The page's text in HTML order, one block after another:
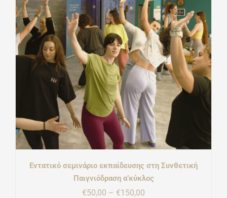
Εντατικό σεμινάριο εκπαίδευσης στη Συνθετική
Παιγνιόδραση α’κύκλος
€50,00 – €150,00